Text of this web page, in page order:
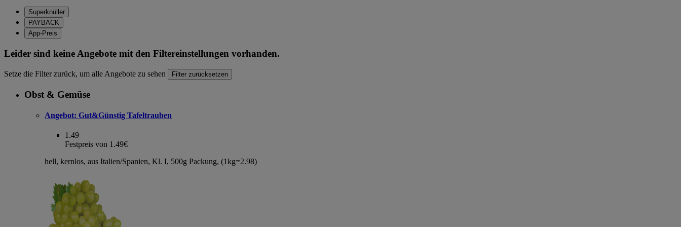
Superknüller
PAYBACK
App-Preis
Leider sind keine Angebote mit den Filtereinstellungen vorhanden.
Setze die Filter zurück, um alle Angebote zu sehen Filter zurücksetzen
Obst & Gemüse
Angebot: Gut&Günstig Tafeltrauben
1.49
Festpreis von 1.49€
hell, kernlos, aus Italien/Spanien, Kl. I, 500g Packung, (1kg=2.98)